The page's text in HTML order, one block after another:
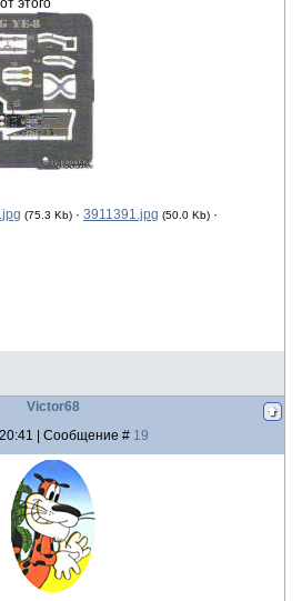
этого
(75.3 Kb) · 3911391.jpg (50.0 Kb) ·
Victor68
| Сообщение # 19